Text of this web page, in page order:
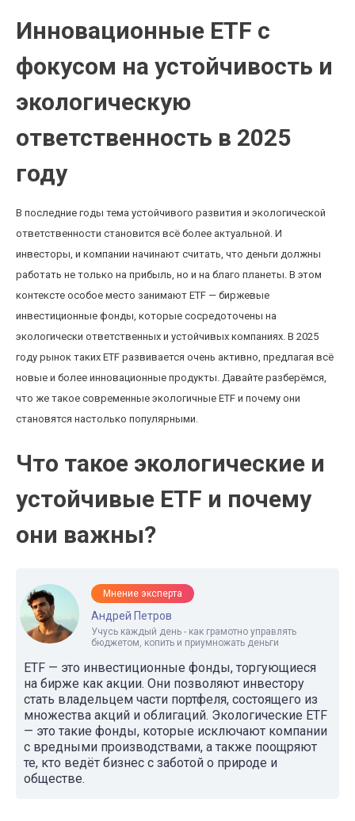
Инновационные ETF с
фокусом на устойчивость и
экологическую
ответственность в 2025
году
В последние годы тема устойчивого развития и экологической
ответственности становится всё более актуальной. И
инвесторы, и компании начинают считать, что деньги должны
работать не только на прибыль, но и на благо планеты. В этом
контексте особое место занимают ETF — биржевые
инвестиционные фонды, которые сосредоточены на
экологически ответственных и устойчивых компаниях. В 2025
году рынок таких ETF развивается очень активно, предлагая всё
новые и более инновационные продукты. Давайте разберёмся,
что же такое современные экологичные ETF и почему они
становятся настолько популярными.
Что такое экологические и
устойчивые ETF и почему
они важны?
Мнение эксперта
Андрей Петров
Учусь каждый день - как грамотно управлять
бюджетом, копить и приумножать деньги
ETF — это инвестиционные фонды, торгующиеся
на бирже как акции. Они позволяют инвестору
стать владельцем части портфеля, состоящего из
множества акций и облигаций. Экологические ETF
— это такие фонды, которые исключают компании
с вредными производствами, а также поощряют
те, кто ведёт бизнес с заботой о природе и
обществе.